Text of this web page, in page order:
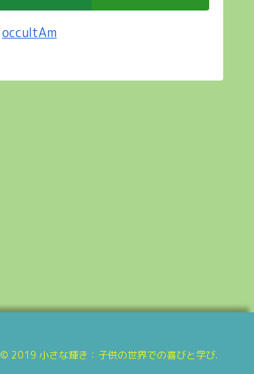
occultAm
© 2019 小さな輝き：子供の世界での喜びと学び.